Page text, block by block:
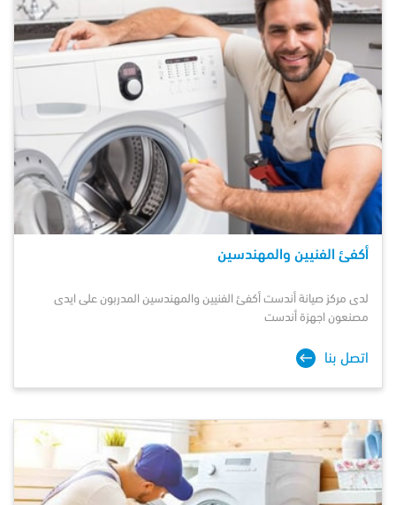
أكفئ الفنيين والمهندسين
لدى مركز صيانة أندست أكفئ الفنيين والمهندسين المدربون على ايدى
مصنعون اجهزة أندست
اتصل بنا